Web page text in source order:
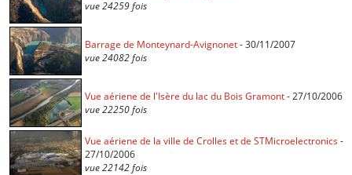
vue 24259 fois
Barrage de Monteynard-Avignonet- 30/11/2007
vue 24082 fois
Vue aériene de l'Isère du lac du Bois Gramont- 27/10/2006
vue 22250 fois
Vue aériene de la ville de Crolles et de STMicroelectronics-
27/10/2006
vue 22142 fois